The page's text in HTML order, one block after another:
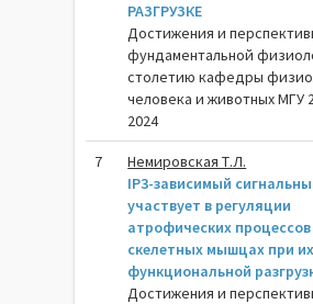
РАЗГРУЗКЕ
Достижения и
фундаментальной
столетию кафедры
человека и животных МГУ
2024
7
Немировская Т.Л.
IP3-зависимый
участвует в регуляции
атрофических процессов
скелетных мышцах при их
функциональной
Достижения и